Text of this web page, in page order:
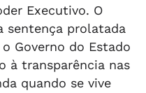
Executivo. O
sentença prolatada
Governo do Estado
à transparência nas
quando se vive